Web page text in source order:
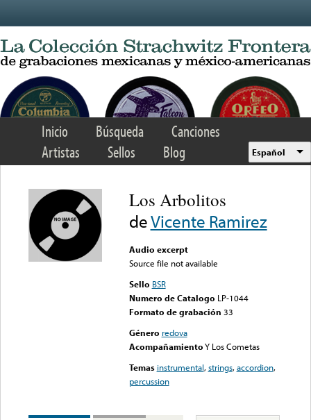
Inicio Búsqueda
Canciones
Artistas
Sellos Blog Español
Los Arbolitos
deVicente Ramirez
Audio excerpt
Source file not available
Sello BSR
Numero de Catalogo LP-1044
Formato de grabación 33
Género redova
AcompañamientoY Los Cometas
Temas instrumental,strings,accordion,
percussion